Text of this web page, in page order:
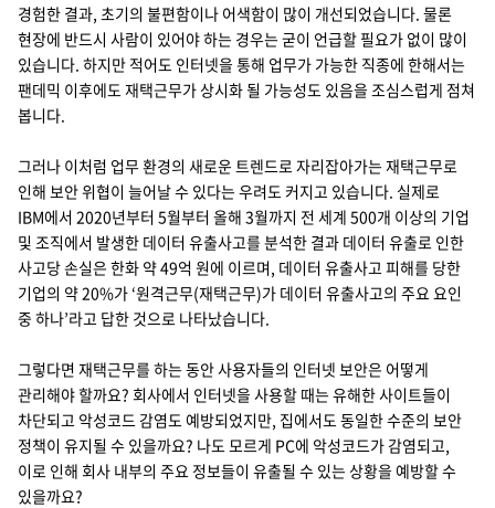
회사소개
투자정보
지속가능경영
뉴스룸
이벤트/웨비나
채용
지원
고객 지원
파트너 지원
경험한 결과, 초기의 불편함이나 어색함이 많이 개선되었습니다. 물론
현장에 반드시 사람이 있어야 하는 경우는 굳이 언급할 필요가 없이 많이
있습니다. 하지만 적어도 인터넷을 통해 업무가 가능한 직종에 한해서는
팬데믹 이후에도 재택근무가 상시화 될 가능성도 있음을 조심스럽게 점쳐
봅니다.
그러나 이처럼 업무 환경의 새로운 트렌드로 자리잡아가는 재택근무로
인해 보안 위협이 늘어날 수 있다는 우려도 커지고 있습니다. 실제로
IBM에서 2020년부터 5월부터 올해 3월까지 전 세계 500개 이상의 기업
및 조직에서 발생한 데이터 유출사고를 분석한 결과 데이터 유출로 인한
사고당 손실은 한화 약 49억 원에 이르며, 데이터 유출사고 피해를 당한
기업의 약 20%가 ‘원격근무(재택근무)가 데이터 유출사고의 주요 요인
중 하나’라고 답한 것으로 나타났습니다.
그렇다면 재택근무를 하는 동안 사용자들의 인터넷 보안은 어떻게
관리해야 할까요? 회사에서 인터넷을 사용할 때는 유해한 사이트들이
차단되고 악성코드 감염도 예방되었지만, 집에서도 동일한 수준의 보안
정책이 유지될 수 있을까요? 나도 모르게 PC에 악성코드가 감염되고,
이로 인해 회사 내부의 주요 정보들이 유출될 수 있는 상황을 예방할 수
있을까요?